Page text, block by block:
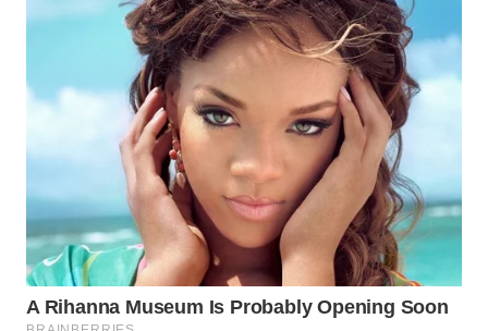
WAHANA
WAHANA
WAHANA
INFRASTRUKTUR
WAHANA
KONSUMEN